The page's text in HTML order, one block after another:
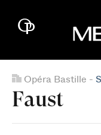
Opéra Bastille -
Faust